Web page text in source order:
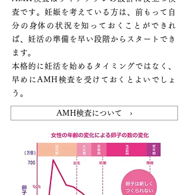
査です。妊娠を考えている方は、前もって自
分の身体の状況を知っておくことができれ
ば、妊活の準備を早い段階からスタートでき
ます。
本格的に妊活を始めるタイミングではなく、
早めにAMH検査を受けておくとよいでしょ
う。
AMH検査について ›